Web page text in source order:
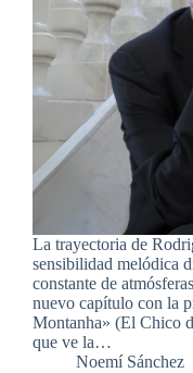
La trayectoria de
sensibilidad melódica
constante de
nuevo capítulo con la
Montanha» (El Chico
que ve la…
Noemí Sánchez